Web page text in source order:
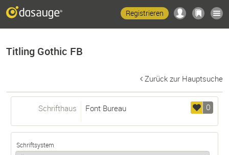
Registrieren
Titling Gothic FB
Zurück zur Hauptsuche
0
Schrifthaus Font Bureau
Schriftsystem